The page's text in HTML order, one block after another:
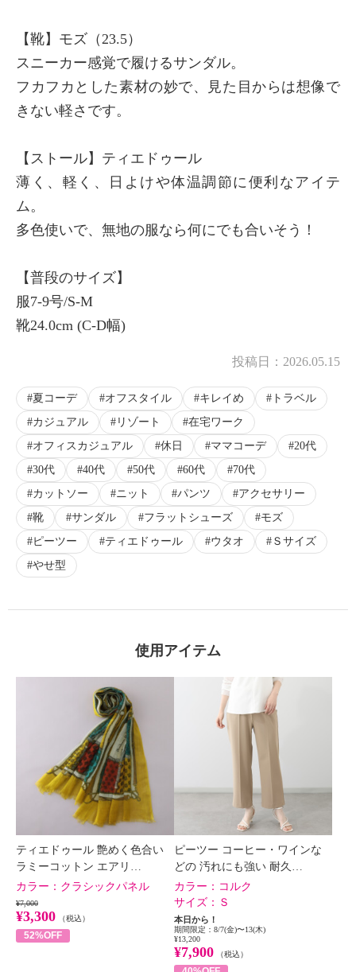
【靴】モズ（23.5）
スニーカー感覚で履けるサンダル。
フカフカとした素材の妙で、見た目からは想像で
きない軽さです。
【ストール】ティエドゥール
薄く、軽く、日よけや体温調節に便利なアイテ
ム。
多色使いで、無地の服なら何にでも合いそう！
【普段のサイズ】
服7-9号/S-M
靴24.0cm (C-D幅)
投稿日： 2026.05.15
夏コーデ オフスタイル キレイめ
トラベル
カジュアル
リゾート
在宅ワーク
オフィスカジュアル
休日 ママコーデ
20代
30代
40代 50代 60代
70代
カットソー
ニット パンツ
アクセサリー
靴
サンダル フラットシューズ
モズ
ピーツー
ティエドゥール ウタオ
Ｓサイズ
やせ型
使用アイテム
ティエドゥール 艶めく色合い
ラミーコットン エアリ…
カラー： クラシックパネル
¥7,000
¥3,300 （税込）
52%OFF
ピーツー コーヒー・ワインな
どの 汚れにも強い 耐久…
カラー： コルク
サイズ： Ｓ
本日から！
期間限定：8/7(金)〜13(木)
¥13,200
¥7,900 （税込）